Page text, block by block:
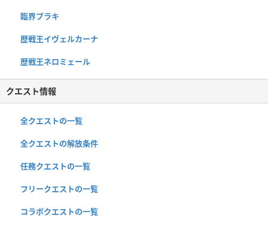
臨界ブラキ
歴戦王イヴェルカーナ
歴戦王ネロミェール
クエスト情報
全クエストの一覧
全クエストの解放条件
任務クエストの一覧
フリークエストの一覧
コラボクエストの一覧